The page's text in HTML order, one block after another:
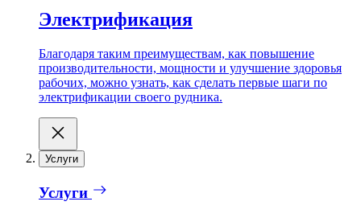
Электрификация
Благодаря таким преимуществам, как повышение
производительности, мощности и улучшение здоровья
рабочих, можно узнать, как сделать первые шаги по
электрификации своего рудника.
Услуги
Услуги